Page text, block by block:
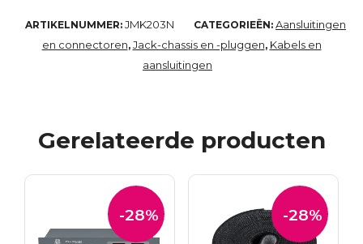
ARTIKELNUMMER: JMK203N CATEGORIEËN: Aansluitingen
en connectoren, Jack-chassis en -pluggen, Kabels en
aansluitingen
Gerelateerde producten
-28% -28%